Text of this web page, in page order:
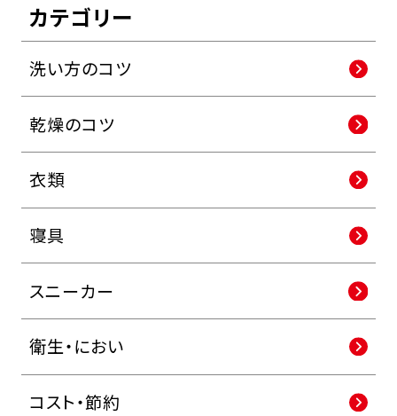
カテゴリー
洗い方のコツ
乾燥のコツ
衣類
寝具
スニーカー
衛生・におい
コスト・節約